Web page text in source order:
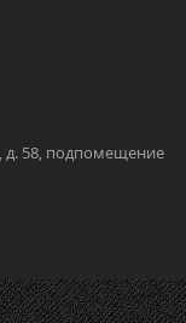
д. 58, подпомещение